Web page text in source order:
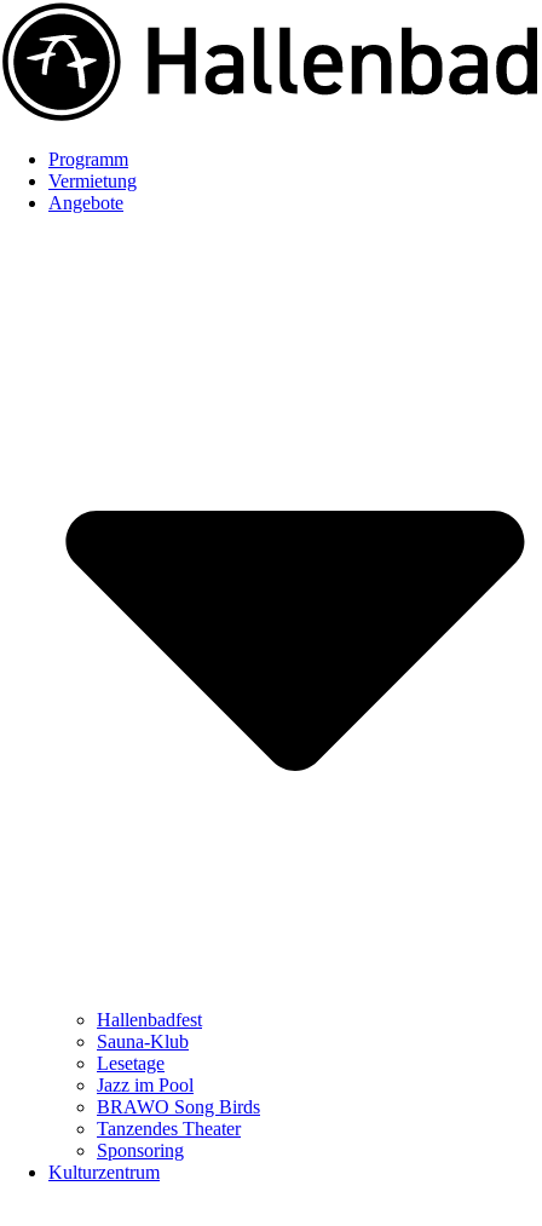
Programm
Vermietung
Angebote
Hallenbadfest
Sauna-Klub
Lesetage
Jazz im Pool
BRAWO Song Birds
Tanzendes Theater
Sponsoring
Kulturzentrum